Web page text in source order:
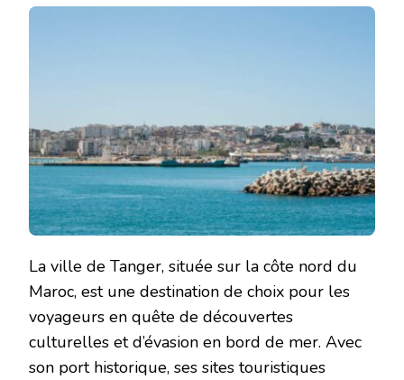
La ville de Tanger, située sur la côte nord du
Maroc, est une destination de choix pour les
voyageurs en quête de découvertes
culturelles et d’évasion en bord de mer. Avec
son port historique, ses sites touristiques